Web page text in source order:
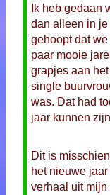
Ik heb gedaan
dan alleen in
gehoopt dat
paar mooie
grapjes aan
single
was. Dat had
jaar kunnen
Dit is
het nieuwe
verhaal uit